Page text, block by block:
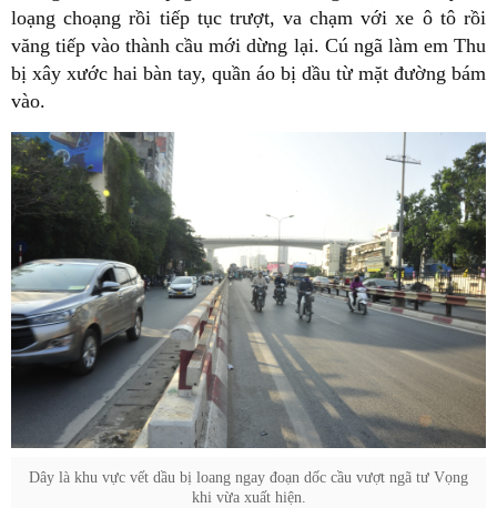
loạng choạng rồi tiếp tục trượt, va chạm với xe ô tô rồi
văng tiếp vào thành cầu mới dừng lại. Cú ngã làm em Thu
bị xây xước hai bàn tay, quần áo bị dầu từ mặt đường bám
vào.
Dây là khu vực vết dầu bị loang ngay đoạn dốc cầu vượt ngã tư Vọng
khi vừa xuất hiện.